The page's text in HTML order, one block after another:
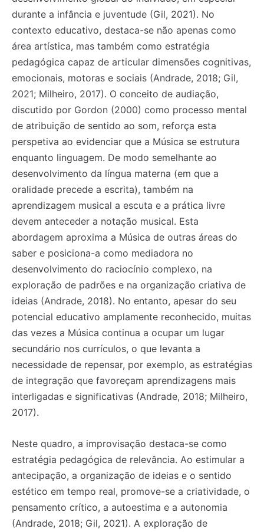
durante a infância e juventude (Gil, 2021). No
contexto educativo, destaca-se não apenas como
área artística, mas também como estratégia
pedagógica capaz de articular dimensões cognitivas,
emocionais, motoras e sociais (Andrade, 2018; Gil,
2021; Milheiro, 2017). O conceito de audiação,
discutido por Gordon (2000) como processo mental
de atribuição de sentido ao som, reforça esta
perspetiva ao evidenciar que a Música se estrutura
enquanto linguagem. De modo semelhante ao
desenvolvimento da língua materna (em que a
oralidade precede a escrita), também na
aprendizagem musical a escuta e a prática livre
devem anteceder a notação musical. Esta
abordagem aproxima a Música de outras áreas do
saber e posiciona-a como mediadora no
desenvolvimento do raciocínio complexo, na
exploração de padrões e na organização criativa de
ideias (Andrade, 2018). No entanto, apesar do seu
potencial educativo amplamente reconhecido, muitas
das vezes a Música continua a ocupar um lugar
secundário nos currículos, o que levanta a
necessidade de repensar, por exemplo, as estratégias
de integração que favoreçam aprendizagens mais
interligadas e significativas (Andrade, 2018; Milheiro,
2017).
Neste quadro, a improvisação destaca-se como
estratégia pedagógica de relevância. Ao estimular a
antecipação, a organização de ideias e o sentido
estético em tempo real, promove-se a criatividade, o
pensamento crítico, a autoestima e a autonomia
(Andrade, 2018; Gil, 2021). A exploração de